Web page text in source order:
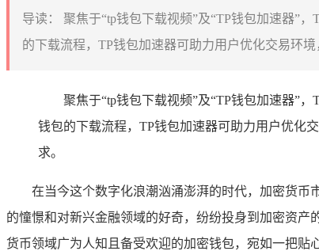
导读：
聚焦于“tp钱包下载视频”及“TP钱包加速器”
的下载流程，TP钱包加速器可助力用户优化交易环
聚焦于“tp钱包下载视频”及“TP钱包加速器”
钱包的下载流程，TP钱包加速器可助力用户优化
求。
在当今这个数字化浪潮汹涌澎湃的时代，加密货币
的憧憬和对新兴金融领域的好奇，纷纷投身到加密资
货币领域广为人知且备受欢迎的加密钱包，宛如一把贴